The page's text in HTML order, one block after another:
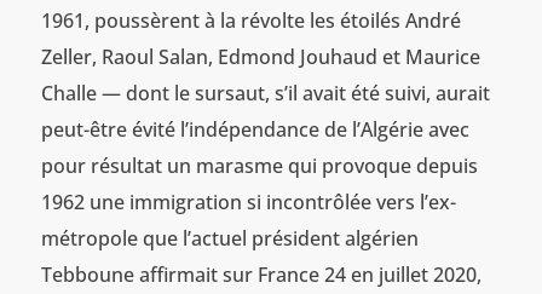
1961, poussèrent à la révolte les étoilés André
Zeller, Raoul Salan, Edmond Jouhaud et Maurice
Challe — dont le sursaut, s’il avait été suivi, aurait
peut-être évité l’indépendance de l’Algérie avec
pour résultat un marasme qui provoque depuis
1962 une immigration si incontrôlée vers l’ex-
métropole que l’actuel président algérien
Tebboune affirmait sur France 24 en juillet 2020,